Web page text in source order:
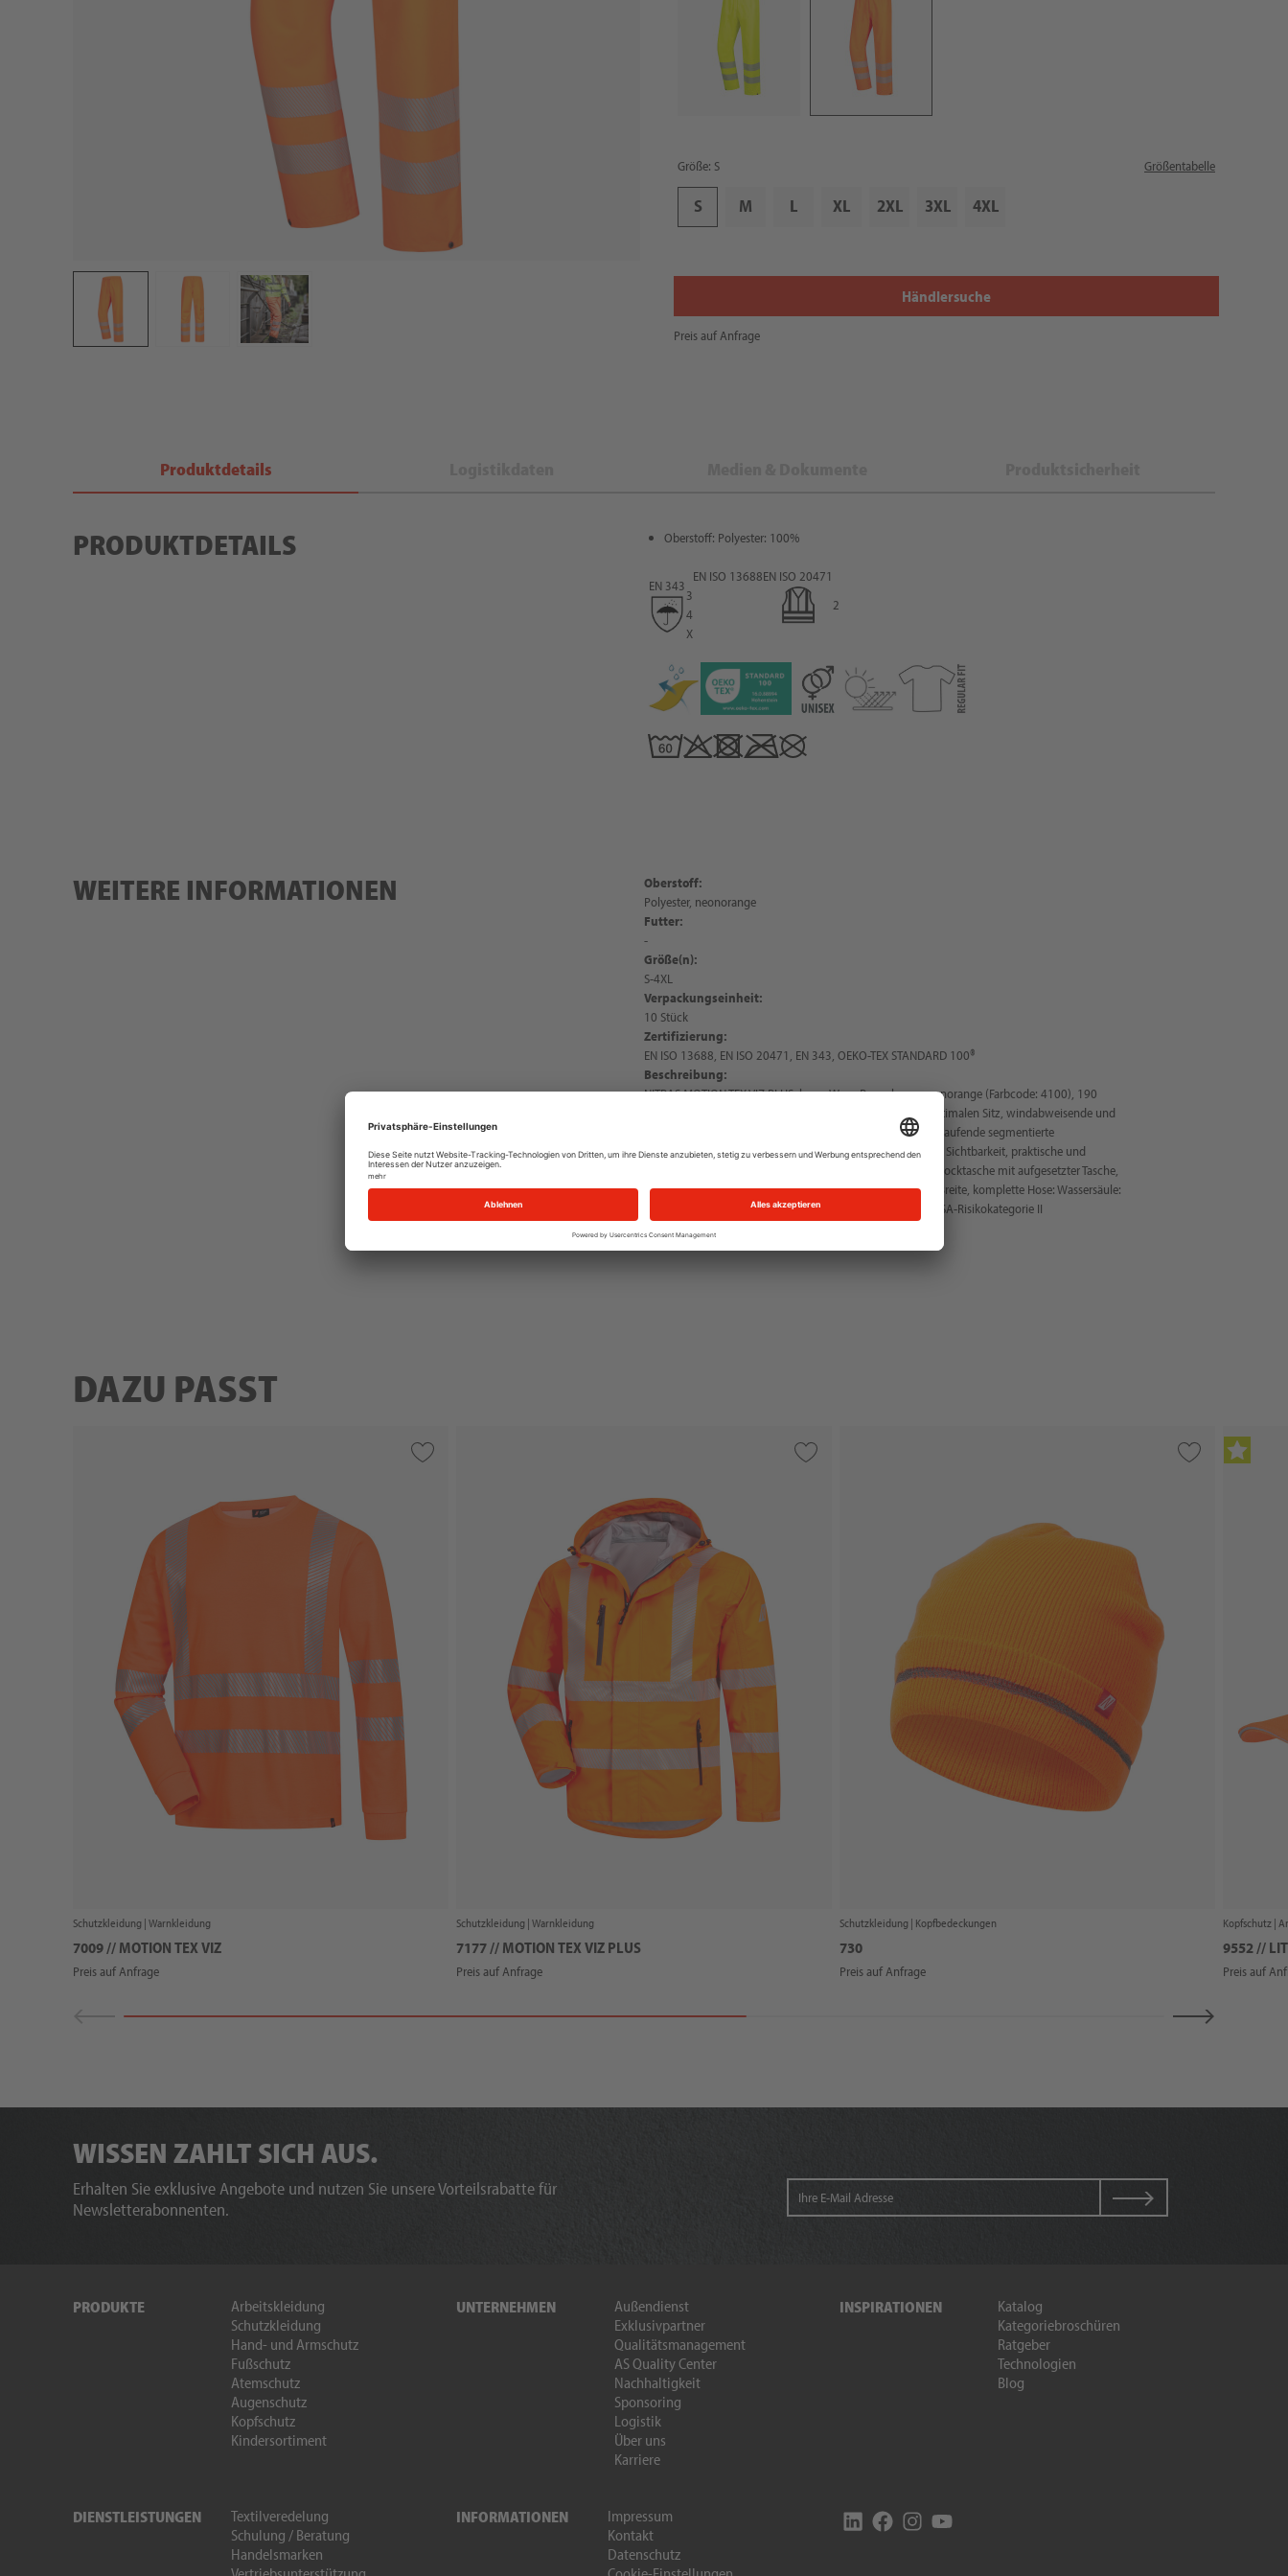
Größe: S Größentabelle
S M L XL 2XL 3XL 4XL
Händlersuche
Preis auf Anfrage
Produktdetails
PRODUKTDETAILS Oberstoff: Polyester: 100%
EN 343
3
4
X
EN ISO 13688EN ISO 20471
2
WEITERE INFORMATIONEN
Oberstoff:
Polyester, neonorange
Futter:
-
Größe(n):
S-4XL
Verpackungseinheit:
10 Stück
Zertifizierung:
EN ISO 13688, EN ISO 20471, EN 343, OEKO-TEX STANDARD 100®
Beschreibung:
NITRAS MOTION TEX VIZ PLUS, lange Warn-Regenhose, neonorange (Farbcode: 4100), 190
g/qm, Kordelzug am Bund für hohen Tragekomfort und optimalen Sitz, windabweisende und
wasserdichte Eigenschaften dank verschweißter Nähte, umlaufende segmentierte
Reflexelemente an den Beinabschlüssen für besonders gute Sichtbarkeit, praktische und
funktionale Details: Seitentaschen mit Reißverschluss, Zollstocktasche mit aufgesetzter Tasche,
Druckknöpfe an den Beinabschlüssen zur Regulierung der Breite, komplette Hose: Wassersäule:
10.000 mmH2O, OEKO-TEX STANDARD 100®, Regular fit, PSA-Risikokategorie II
DAZU PASST
Schutzkleidung | Warnkleidung
7009 // MOTION TEX VIZ
Preis auf Anfrage
Schutzkleidung | Warnkleidung
7177 // MOTION TEX VIZ PLUS
Preis auf Anfrage
Schutzkleidung | Kopfbedeckungen
730
Preis auf Anfrage
Kopfschutz |
9552 //
Preis auf
WISSEN ZAHLT SICH AUS.
Erhalten Sie exklusive Angebote und nutzen Sie unsere Vorteilsrabatte für
Newsletterabonnenten.
PRODUKTE
Arbeitskleidung
Schutzkleidung
Hand- und Armschutz
Fußschutz
Atemschutz
Augenschutz
Kopfschutz
Kindersortiment
UNTERNEHMEN
Außendienst
Exklusivpartner
Qualitätsmanagement
AS Quality Center
Nachhaltigkeit
Sponsoring
Logistik
Über uns
Karriere
INSPIRATIONEN
Katalog
Kategoriebroschüren
Ratgeber
Technologien
Blog
DIENSTLEISTUNGEN
Textilveredelung
Schulung / Beratung
Handelsmarken
INFORMATIONEN
Impressum
Kontakt
Datenschutz